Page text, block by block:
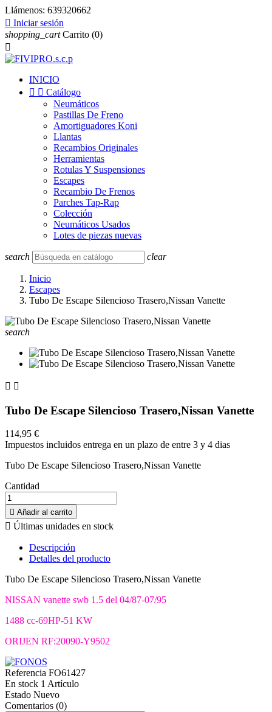
Llámenos: 639320662
 Iniciar sesión
shopping_cart Carrito (0)

INICIO
  Catálogo
Neumáticos
Pastillas De Freno
Amortiguadores Koni
Llantas
Recambios Originales
Herramientas
Rotulas Y Suspensiones
Escapes
Recambio De Frenos
Parches Tap-Rap
Colección
Neumáticos Usados
Lotes de piezas nuevas
search clear
Inicio
Escapes
Tubo De Escape Silencioso Trasero,Nissan Vanette
search
 
Tubo De Escape Silencioso Trasero,Nissan Vanette
114,95 €
Impuestos incluidos entrega en un plazo de entre 3 y 4 dias
Tubo De Escape Silencioso Trasero,Nissan Vanette
Cantidad
 Añadir al carrito
 Últimas unidades en stock
Descripción
Detalles del producto
Tubo De Escape Silencioso Trasero,Nissan Vanette
NISSAN vanette swb 1.5 del 04/87-07/95
1488 cc-69HP-51 KW
ORIJEN RF:20090-Y9502
Referencia FO61427
En stock 1 Artículo
Estado Nuevo
Comentarios (0)